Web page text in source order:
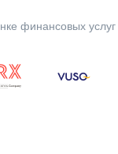
финансовых услуг